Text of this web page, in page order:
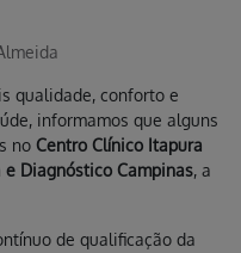
qualidade, conforto e
informamos que alguns
no Centro Clínico Itapura
e Diagnóstico Campinas, a
de qualificação da